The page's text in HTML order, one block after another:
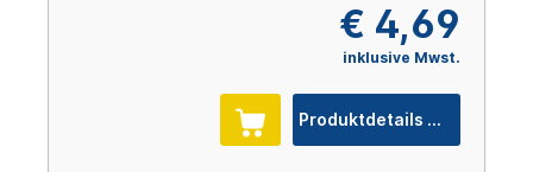
€ 4,69
inklusive Mwst.
Produktdetails